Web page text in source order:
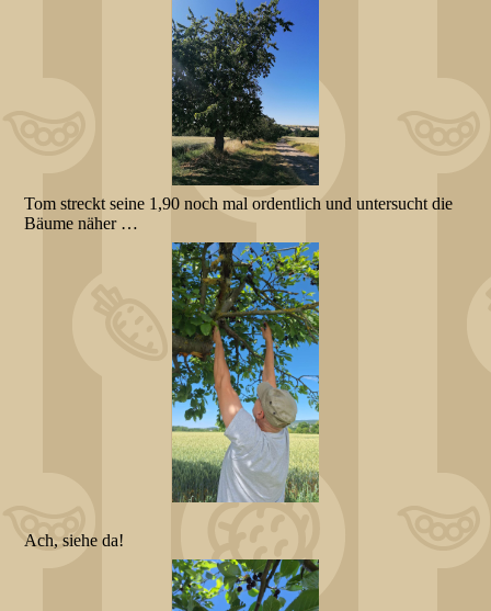
Tom streckt seine 1,90 noch mal ordentlich und untersucht die
Bäume näher …
Ach, siehe da!